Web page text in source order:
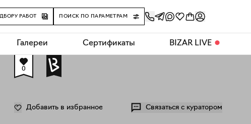
РАБОТ ПОИСК ПО ПАРАМЕТРАМ
Галереи Сертификаты BIZAR LIVE ⬤
0
Добавить в избранное Связаться с куратором